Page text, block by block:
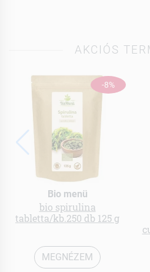
AKCIÓS
-8%
Bio menü
bio spirulina
tabletta/kb.250 db 125 g
MEGNÉZEM